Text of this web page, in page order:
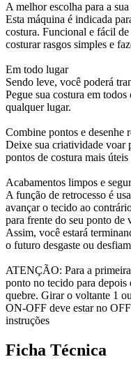
A melhor escolha para a sua
Esta máquina é indicada
costura. Funcional e fácil
costurar rasgos simples e
Em todo lugar
Sendo leve, você poderá
Pegue sua costura em
qualquer lugar.
Combine pontos e desenhe
Deixe sua criatividade voar
pontos de costura mais úteis
Acabamentos limpos e
A função de retrocesso é
avançar o tecido ao
para frente do seu ponto de
Assim, você estará
o futuro desgaste ou
ATENÇÃO: Para a
ponto no tecido para
quebre. Girar o voltante 1
ON-OFF deve estar no
instruções
Ficha Técnica